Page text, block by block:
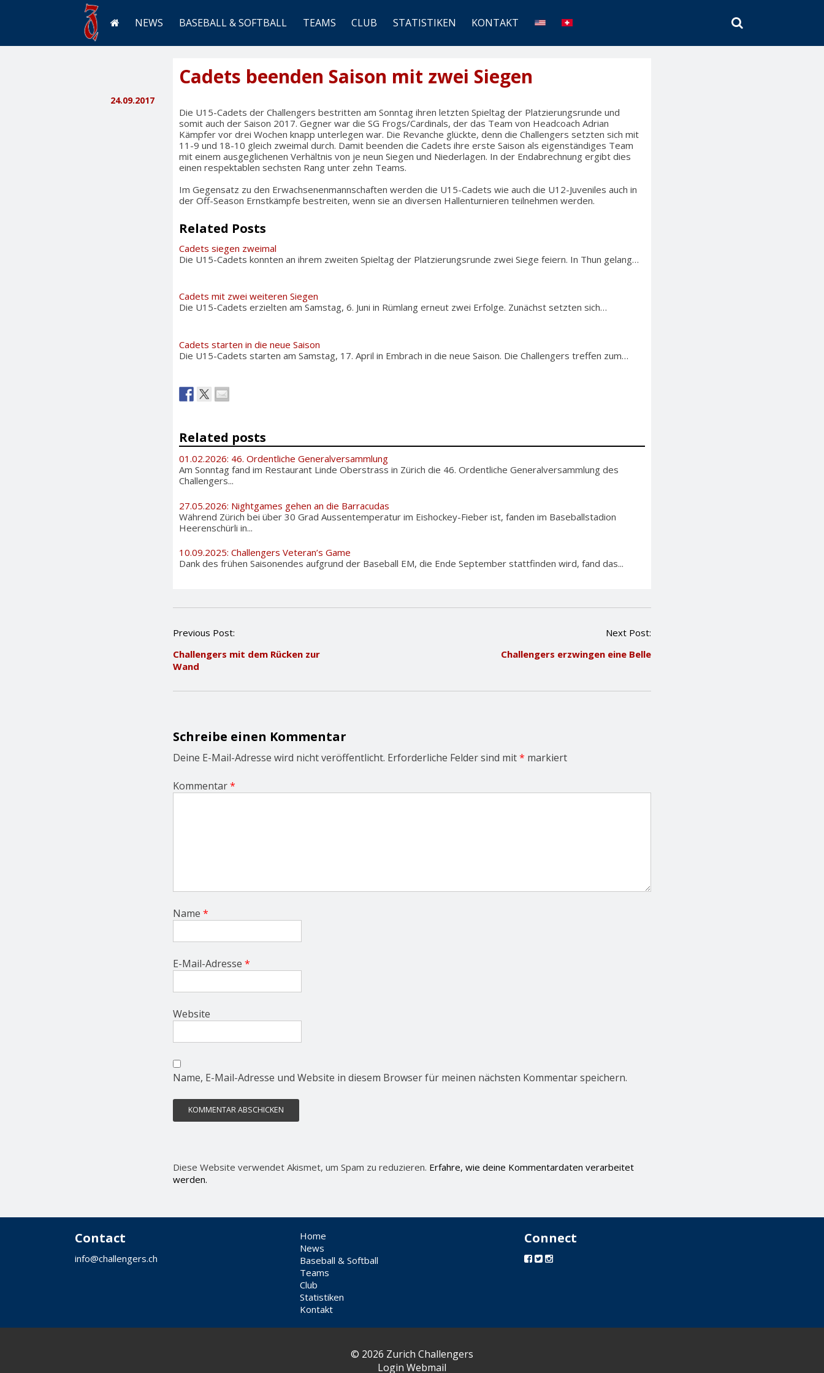
NEWS BASEBALL & SOFTBALL TEAMS CLUB STATISTIKEN KONTAKT
SEARCH
Cadets beenden Saison mit zwei Siegen
24.09.2017
Die U15-Cadets der Challengers bestritten am Sonntag ihren letzten Spieltag der Platzierungsrunde und
somit auch der Saison 2017. Gegner war die SG Frogs/Cardinals, der das Team von Headcoach Adrian
Kämpfer vor drei Wochen knapp unterlegen war. Die Revanche glückte, denn die Challengers setzten sich mit
11-9 und 18-10 gleich zweimal durch. Damit beenden die Cadets ihre erste Saison als eigenständiges Team
mit einem ausgeglichenen Verhältnis von je neun Siegen und Niederlagen. In der Endabrechnung ergibt dies
einen respektablen sechsten Rang unter zehn Teams.
Im Gegensatz zu den Erwachsenenmannschaften werden die U15-Cadets wie auch die U12-Juveniles auch in
der Off-Season Ernstkämpfe bestreiten, wenn sie an diversen Hallenturnieren teilnehmen werden.
Related Posts
Cadets siegen zweimal
Die U15-Cadets konnten an ihrem zweiten Spieltag der Platzierungsrunde zwei Siege feiern. In Thun gelang…
Cadets mit zwei weiteren Siegen
Die U15-Cadets erzielten am Samstag, 6. Juni in Rümlang erneut zwei Erfolge. Zunächst setzten sich…
Cadets starten in die neue Saison
Die U15-Cadets starten am Samstag, 17. April in Embrach in die neue Saison. Die Challengers treffen zum…
Related posts
01.02.2026: 46. Ordentliche Generalversammlung
Am Sonntag fand im Restaurant Linde Oberstrass in Zürich die 46. Ordentliche Generalversammlung des
Challengers...
27.05.2026: Nightgames gehen an die Barracudas
Während Zürich bei über 30 Grad Aussentemperatur im Eishockey-Fieber ist, fanden im Baseballstadion
Heerenschürli in...
10.09.2025: Challengers Veteran’s Game
Dank des frühen Saisonendes aufgrund der Baseball EM, die Ende September stattfinden wird, fand das...
P
s
t
a
g
a
t
n
Previous Post:
Challengers mit dem Rücken zur
Wand
Next Post:
Challengers erzwingen eine Belle
Schreibe einen Kommentar
Deine E-Mail-Adresse wird nicht veröffentlicht. Erforderliche Felder sind mit* markiert
Kommentar*
Name *
E-Mail-Adresse *
Website
Name, E-Mail-Adresse und Website in diesem Browser für meinen nächsten Kommentar speichern.
Diese Website verwendet Akismet, um Spam zu reduzieren. Erfahre, wie deine Kommentardaten verarbeitet
werden.
Contact
info@challengers.ch
Home
News
Baseball & Softball
Teams
Club
Statistiken
Kontakt
Connect
© 2026 Zurich Challengers
Login Webmail